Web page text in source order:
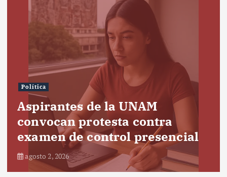
Política
Aspirantes de la UNAM
convocan protesta contra
examen de control presencial
agosto 2, 2026